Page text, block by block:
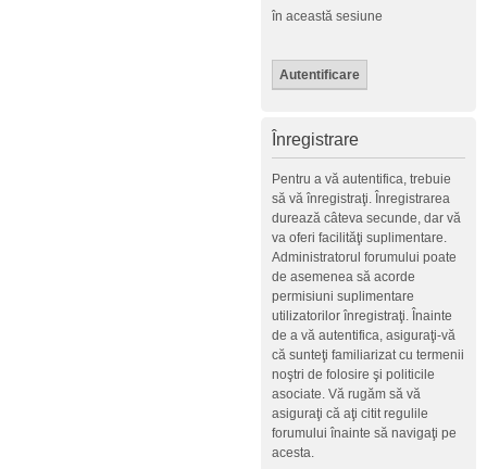
în această sesiune
Înregistrare
Pentru a vă autentifica, trebuie
să vă înregistraţi. Înregistrarea
durează câteva secunde, dar vă
va oferi facilităţi suplimentare.
Administratorul forumului poate
de asemenea să acorde
permisiuni suplimentare
utilizatorilor înregistraţi. Înainte
de a vă autentifica, asiguraţi-vă
că sunteţi familiarizat cu termenii
noştri de folosire şi politicile
asociate. Vă rugăm să vă
asiguraţi că aţi citit regulile
forumului înainte să navigaţi pe
acesta.